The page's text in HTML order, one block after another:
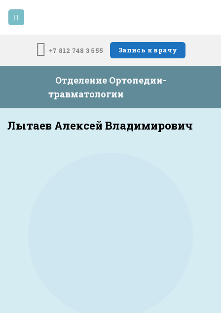
+7 812 748 3 555 Запись к врачу
Отделение Ортопедии-
травматологии
Лытаев Алексей Владимирович